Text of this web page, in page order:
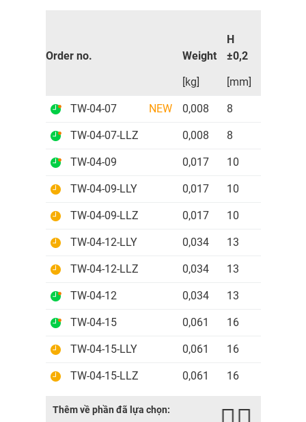
Order no. Weight
H
±0,2
[kg]
[mm]
TW-04-07 NEW 0,008 8
TW-04-07-LLZ 0,008 8
TW-04-09 0,017 10
TW-04-09-LLY 0,017 10
TW-04-09-LLZ 0,017 10
TW-04-12-LLY 0,034 13
TW-04-12-LLZ 0,034 13
TW-04-12 0,034 13
TW-04-15 0,061 16
TW-04-15-LLY 0,061 16
TW-04-15-LLZ 0,061 16
Thêm về phần đã lựa chọn: